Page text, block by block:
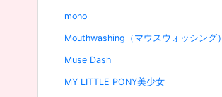
mono
Mouthwashing（マウスウォッシング）
Muse Dash
MY LITTLE PONY美少女